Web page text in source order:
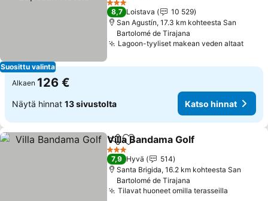
Suosittu valinta
3 Tähtiluokitus
8,7 Loistava
10 529
San Agustín, 17.3 km kohteesta San
Bartolomé de Tirajana
Lagoon-tyyliset makean veden altaat
Alkaen 126 €
Näytä hinnat 13 sivustolta Katso hinnat
Jaa Lisää suosikkeihin
Villa Bandama Golf
3 Tähtiluokitus
7,9 Hyvä
514
Santa Brigida, 16.2 km kohteesta San
Bartolomé de Tirajana
Tilavat huoneet omilla terasseilla